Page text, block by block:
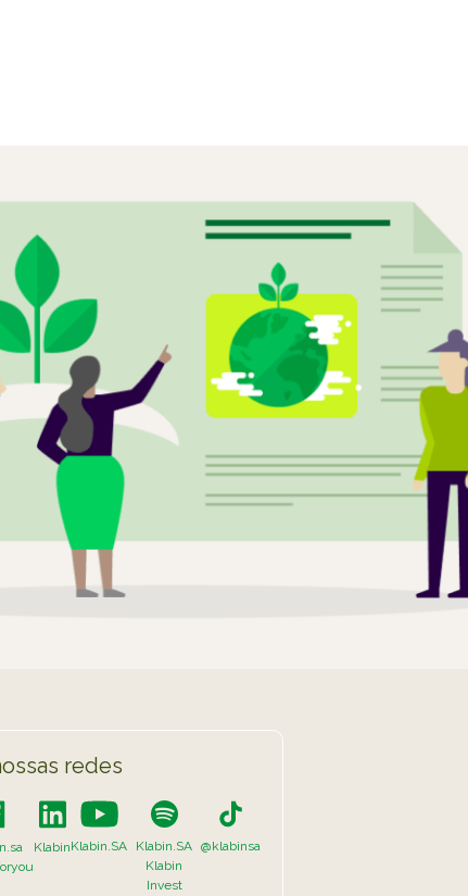
redes
KlabinKlabin.SA
Klabin.SA
Klabin
Invest
@klabinsa